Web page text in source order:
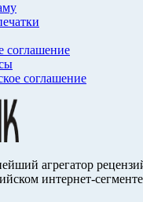
соглашение
соглашение
агрегатор
интернет-сегменте